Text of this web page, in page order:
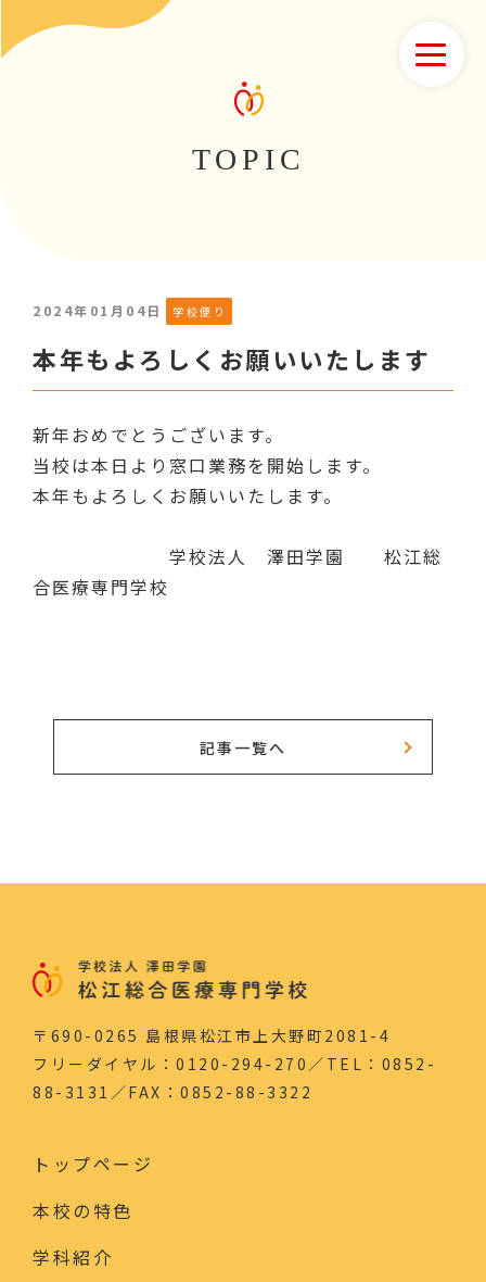
TOPIC
2024年01月04日 学校便り
本年もよろしくお願いいたします
新年おめでとうございます。
当校は本日より窓口業務を開始します。
本年もよろしくお願いいたします。
学校法人 澤田学園 松江総
合医療専門学校
記事一覧へ
〒690-0265 島根県松江市上大野町2081-4
フリーダイヤル：0120-294-270／TEL：0852-
88-3131／FAX：0852-88-3322
トップページ
本校の特色
学科紹介